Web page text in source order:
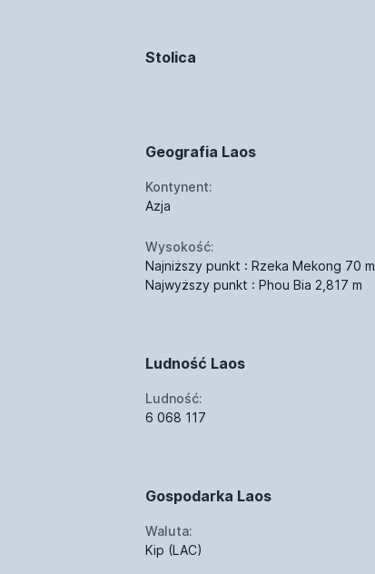
Stolica
Geografia Laos
Kontynent:
Azja
Wysokość:
Najniższy punkt : Rzeka Mekong 70 m
Najwyższy punkt : Phou Bia 2,817 m
Ludność Laos
Ludność:
6 068 117
Gospodarka Laos
Waluta:
Kip (LAC)